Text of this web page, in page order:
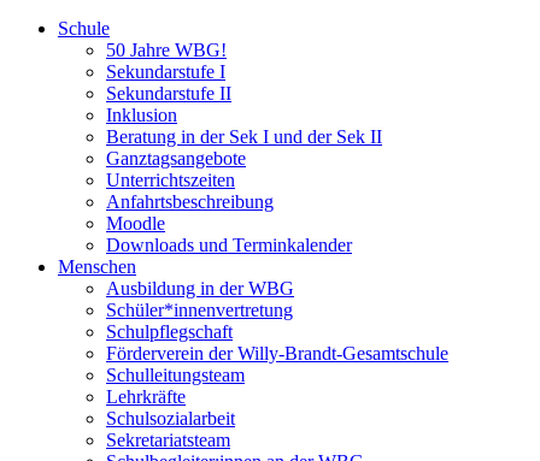
Schule
50 Jahre WBG!
Sekundarstufe I
Sekundarstufe II
Inklusion
Beratung in der Sek I und der Sek II
Ganztagsangebote
Unterrichtszeiten
Anfahrtsbeschreibung
Moodle
Downloads und Terminkalender
Menschen
Ausbildung in der WBG
Schüler*innenvertretung
Schulpflegschaft
Förderverein der Willy-Brandt-Gesamtschule
Schulleitungsteam
Lehrkräfte
Schulsozialarbeit
Sekretariatsteam